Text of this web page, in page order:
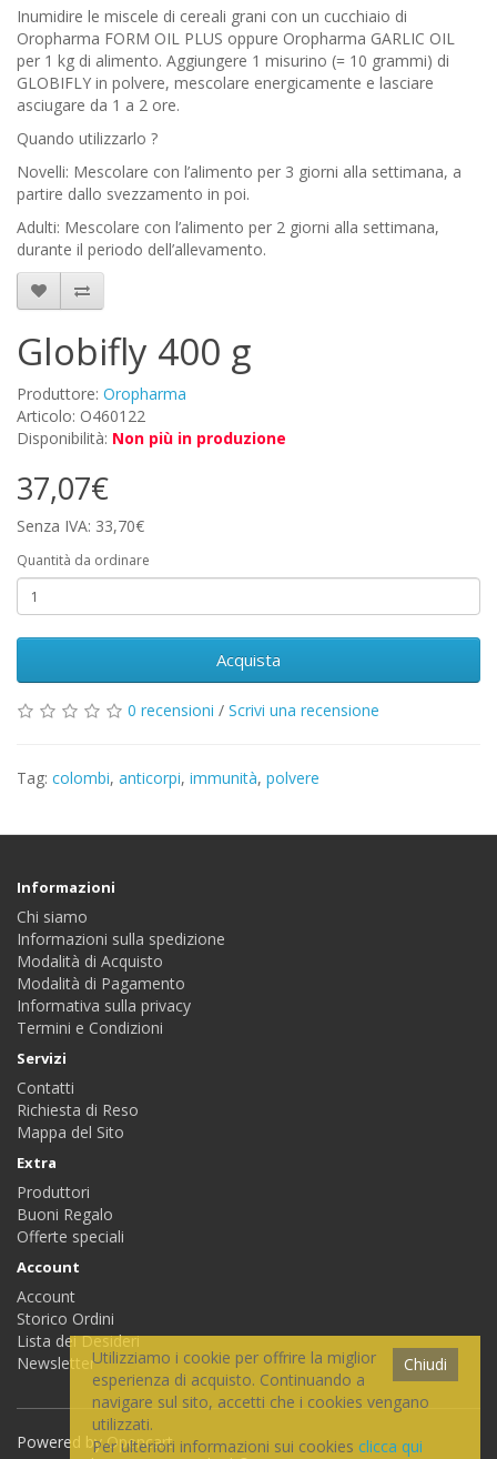
Inumidire le miscele di cereali grani con un cucchiaio di
Oropharma FORM OIL PLUS oppure Oropharma GARLIC OIL
per 1 kg di alimento. Aggiungere 1 misurino (= 10 grammi) di
GLOBIFLY in polvere, mescolare energicamente e lasciare
asciugare da 1 a 2 ore.
Quando utilizzarlo ?
Novelli: Mescolare con l’alimento per 3 giorni alla settimana, a
partire dallo svezzamento in poi.
Adulti: Mescolare con l’alimento per 2 giorni alla settimana,
durante il periodo dell’allevamento.
Globifly 400 g
Produttore: Oropharma
Articolo: O460122
Disponibilità: Non più in produzione
37,07€
Senza IVA: 33,70€
Quantità da ordinare
Acquista
0 recensioni / Scrivi una recensione
Tag: colombi, anticorpi, immunità, polvere
Informazioni
Chi siamo
Informazioni sulla spedizione
Modalità di Acquisto
Modalità di Pagamento
Informativa sulla privacy
Termini e Condizioni
Servizi
Contatti
Richiesta di Reso
Mappa del Sito
Extra
Produttori
Buoni Regalo
Offerte speciali
Account
Account
Storico Ordini
Lista dei Desideri
Newsletter
Powered byOpencart
Chiudi
Utilizziamo i cookie per offrire la miglior
esperienza di acquisto. Continuando a
navigare sul sito, accetti che i cookies vengano
utilizzati.
Per ulteriori informazioni sui cookies clicca qui